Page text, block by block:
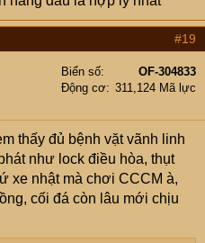
#19
Biển số
OF-304833
Động cơ
311,124 Mã lực
thấy đủ bệnh vặt vãnh linh
như lock điều hòa, thụt
xe nhật mà chơi CCCM à,
cối đá còn lâu mới chịu